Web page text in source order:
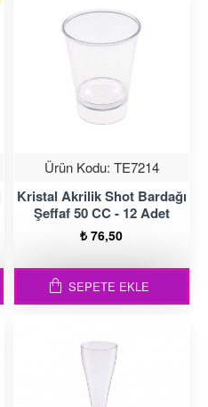
Ürün Kodu: TE7214
Kristal Akrilik Shot Bardağı
Şeffaf 50 CC - 12 Adet
₺ 76,50
SEPETE EKLE